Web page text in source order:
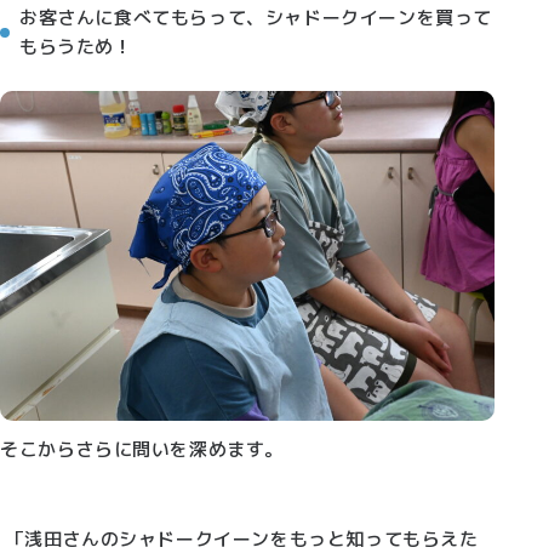
お客さんに食べてもらって、シャドークイーンを買って
もらうため！
そこからさらに問いを深めます。
「浅田さんのシャドークイーンをもっと知ってもらえた